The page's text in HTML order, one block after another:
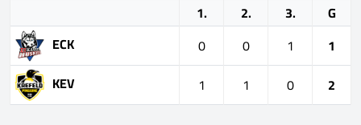
1. 2. 3.
G
ECK
0 0 1
1
KEV
1 1 0 2